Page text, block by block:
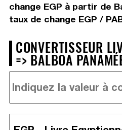
change EGP à partir de
taux de change EGP /
CONVERTISSEUR
=> BALBOA